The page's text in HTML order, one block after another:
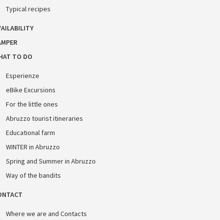
Typical recipes
TO DO
Esperienze
eBike Excursions
For the little ones
Abruzzo tourist itineraries
Educational farm
WINTER in Abruzzo
Spring and Summer in Abruzzo
Way of the bandits
Where we are and Contacts